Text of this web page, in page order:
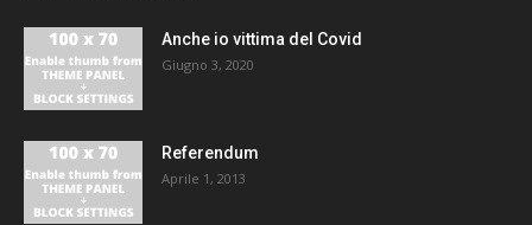
Anche io vittima del Covid
Giugno 3, 2020
Referendum
Aprile 1, 2013